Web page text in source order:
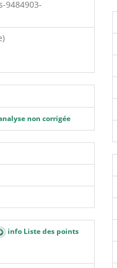
9484903-
non corrigée
info Liste des points